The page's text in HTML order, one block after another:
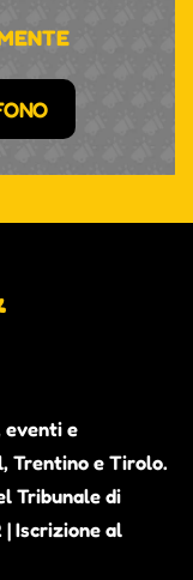
eventi e
Trentino e Tirolo.
Tribunale di
| Iscrizione al